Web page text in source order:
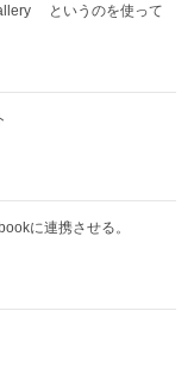
というのを使って
に連携させる。